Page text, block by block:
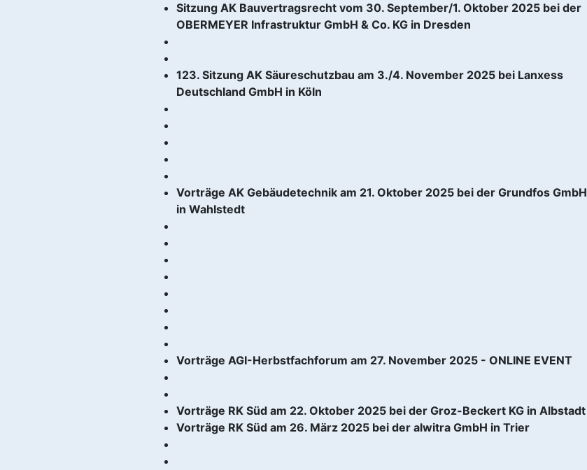
Sitzung AK Bauvertragsrecht vom 30. September/1. Oktober 2025 bei der
OBERMEYER Infrastruktur GmbH & Co. KG in Dresden
123. Sitzung AK Säureschutzbau am 3./4. November 2025 bei Lanxess
Deutschland GmbH in Köln
Vorträge AK Gebäudetechnik am 21. Oktober 2025 bei der Grundfos GmbH
in Wahlstedt
Vorträge AGI-Herbstfachforum am 27. November 2025 - ONLINE EVENT
Vorträge RK Süd am 22. Oktober 2025 bei der Groz-Beckert KG in Albstadt
Vorträge RK Süd am 26. März 2025 bei der alwitra GmbH in Trier